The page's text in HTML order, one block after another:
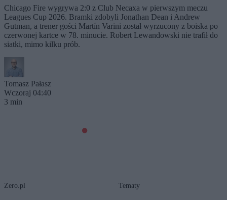
Chicago Fire wygrywa 2:0 z Club Necaxa w pierwszym meczu
Leagues Cup 2026. Bramki zdobyli Jonathan Dean i Andrew
Gutman, a trener gości Martín Varini został wyrzucony z boiska po
czerwonej kartce w 78. minucie. Robert Lewandowski nie trafił do
siatki, mimo kilku prób.
Tomasz Pałasz
Wczoraj 04:40
3 min
Zero.pl Tematy